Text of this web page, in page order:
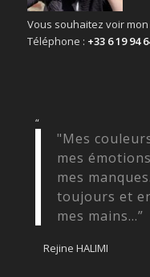
Vous souhaitez voir
Téléphone : +33 6 19 94
“
"Mes
mes
mes
toujours et
mes mains...”
Rejine HALIMI